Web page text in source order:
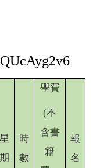
星
期
時
數
學費
(不
含書
籍
報
名